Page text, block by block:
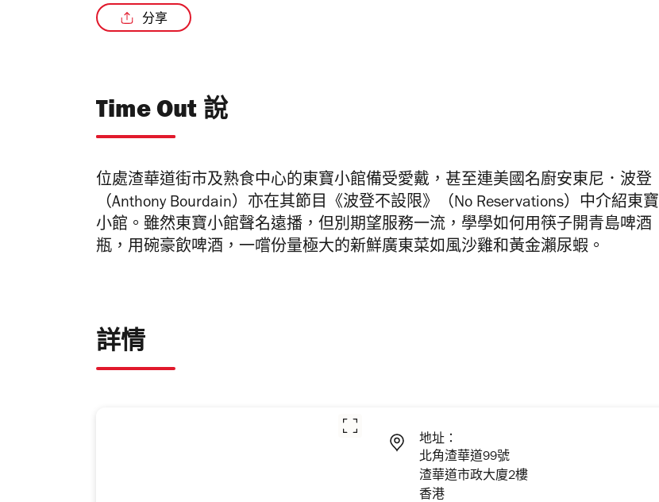
分享
Time Out 說
位處渣華道街市及熟食中心的東寶小館備受愛戴，甚至連美國名廚安東尼．波登
（Anthony Bourdain）亦在其節目《波登不設限》（No Reservations）中介紹東寶
小館。雖然東寶小館聲名遠播，但別期望服務一流，學學如何用筷子開青島啤酒
瓶，用碗豪飲啤酒，一嚐份量極大的新鮮廣東菜如風沙雞和黃金瀨尿蝦。
詳情
地址：
北角渣華道99號
渣華道市政大廈2樓
香港